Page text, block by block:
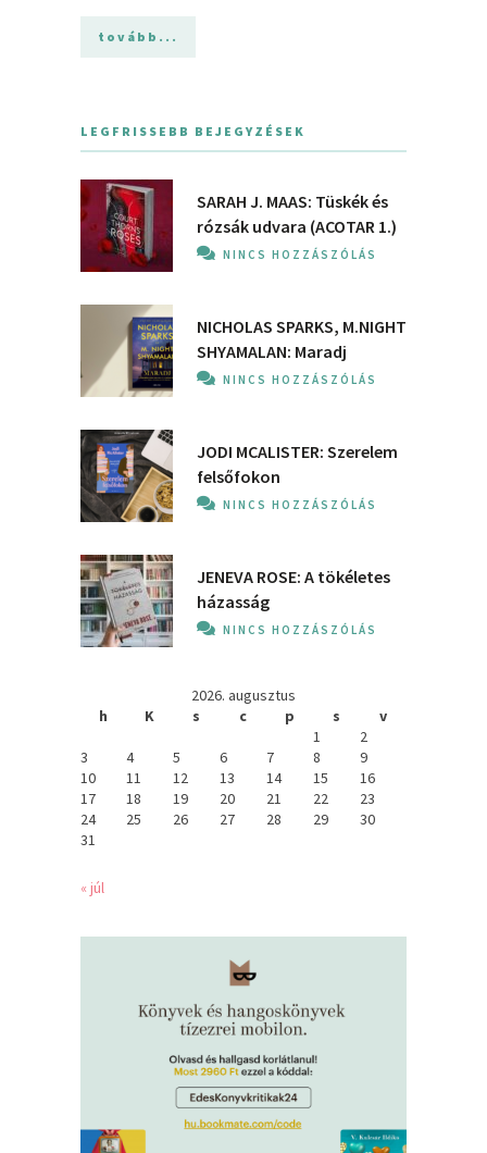
tovább...
LEGFRISSEBB BEJEGYZÉSEK
SARAH J. MAAS: Tüskék és
rózsák udvara (ACOTAR 1.)
NINCS HOZZÁSZÓLÁS
NICHOLAS SPARKS, M.NIGHT
SHYAMALAN: Maradj
NINCS HOZZÁSZÓLÁS
JODI MCALISTER: Szerelem
felsőfokon
NINCS HOZZÁSZÓLÁS
JENEVA ROSE: A ​tökéletes
házasság
NINCS HOZZÁSZÓLÁS
2026. augusztus
h
K s c p s
v
1
2
3
4 5 6 7 8
9
10
11 12 13 14 15
16
17
18 19 20 21 22
23
24
25 26 27 28 29
30
31
« júl